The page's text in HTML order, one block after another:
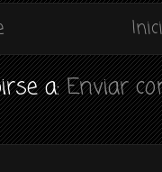
a:Enviar